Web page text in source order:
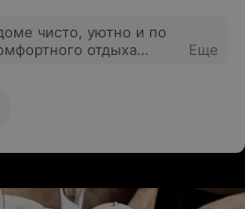
чисто, уютно и по
отдыха
ко всем
минут 5 ходьбы,
минут. Будем
Еще